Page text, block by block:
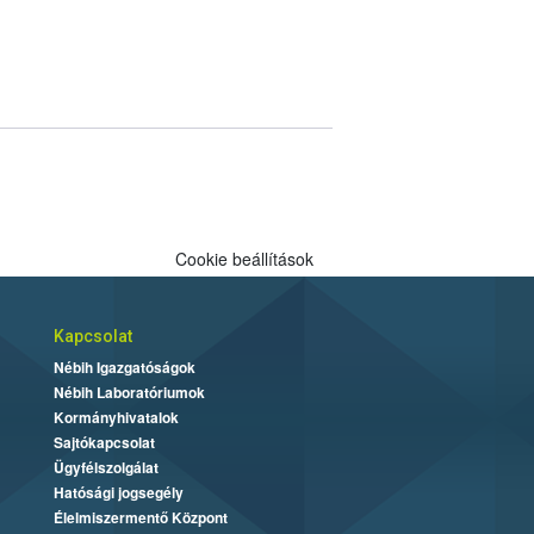
Cookie beállítások
Kapcsolat
Nébih Igazgatóságok
Nébih Laboratóriumok
Kormányhivatalok
Sajtókapcsolat
Ügyfélszolgálat
Hatósági jogsegély
Élelmiszermentő Központ